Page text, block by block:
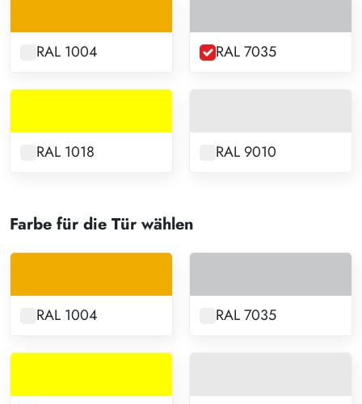
RAL 1004 RAL 7035
RAL 1018 RAL 9010
Farbe für die Tür wählen
RAL 1004 RAL 7035